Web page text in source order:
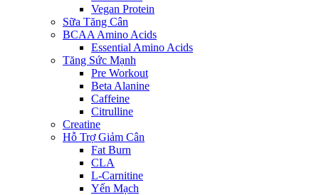
Vegan Protein
Sữa Tăng Cân
BCAA Amino Acids
Essential Amino Acids
Tăng Sức Mạnh
Pre Workout
Beta Alanine
Caffeine
Citrulline
Creatine
Hỗ Trợ Giảm Cân
Fat Burn
CLA
L-Carnitine
Yến Mạch